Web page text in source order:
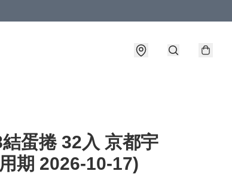
蛋捲 32入 京都宇
期 2026-10-17)